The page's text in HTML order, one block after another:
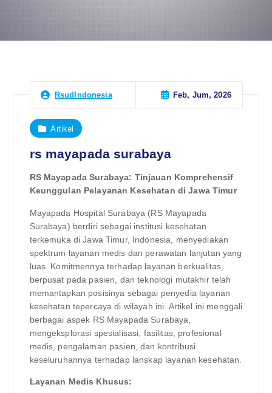
RsudIndonesia Feb, Jum, 2026
Artikel
rs mayapada surabaya
RS Mayapada Surabaya: Tinjauan Komprehensif
Keunggulan Pelayanan Kesehatan di Jawa Timur
Mayapada Hospital Surabaya (RS Mayapada
Surabaya) berdiri sebagai institusi kesehatan
terkemuka di Jawa Timur, Indonesia, menyediakan
spektrum layanan medis dan perawatan lanjutan yang
luas. Komitmennya terhadap layanan berkualitas,
berpusat pada pasien, dan teknologi mutakhir telah
memantapkan posisinya sebagai penyedia layanan
kesehatan tepercaya di wilayah ini. Artikel ini menggali
berbagai aspek RS Mayapada Surabaya,
mengeksplorasi spesialisasi, fasilitas, profesional
medis, pengalaman pasien, dan kontribusi
keseluruhannya terhadap lanskap layanan kesehatan.
Layanan Medis Khusus: